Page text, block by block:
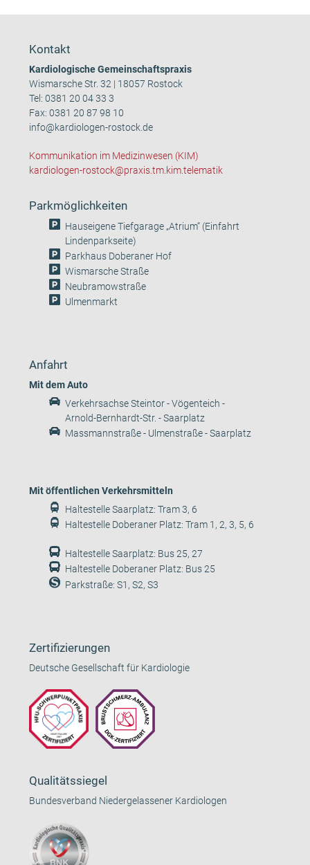
Kontakt
Kardiologische Gemeinschaftspraxis
Wismarsche Str. 32 | 18057 Rostock
Tel:0381 20 04 33 3
Fax: 0381 20 87 98 10
info@kardiologen-rostock.de
Kommunikation im Medizinwesen (KIM)
kardiologen-rostock@praxis.tm.kim.telematik
Parkmöglichkeiten
Hauseigene Tiefgarage „Atrium“ (Einfahrt
Lindenparkseite)
Parkhaus Doberaner Hof
Wismarsche Straße
Neubramowstraße
Ulmenmarkt
Anfahrt
Mit dem Auto
Verkehrsachse Steintor - Vögenteich -
Arnold-Bernhardt-Str. - Saarplatz
Massmannstraße - Ulmenstraße - Saarplatz
Mit öffentlichen Verkehrsmitteln
Haltestelle Saarplatz: Tram 3, 6
Haltestelle Doberaner Platz: Tram 1, 2, 3, 5, 6
Haltestelle Saarplatz: Bus 25, 27
Haltestelle Doberaner Platz: Bus 25
Parkstraße: S1, S2, S3
Zertifizierungen
Deutsche Gesellschaft für Kardiologie
Qualitätssiegel
Bundesverband Niedergelassener Kardiologen